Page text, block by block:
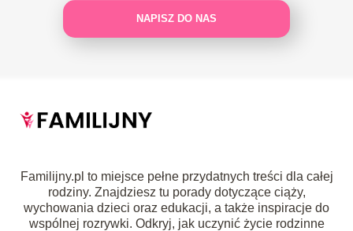
NAPISZ DO NAS
Familijny.pl to miejsce pełne przydatnych treści dla całej
rodziny. Znajdziesz tu porady dotyczące ciąży,
wychowania dzieci oraz edukacji, a także inspiracje do
wspólnej rozrywki. Odkryj, jak uczynić życie rodzinne